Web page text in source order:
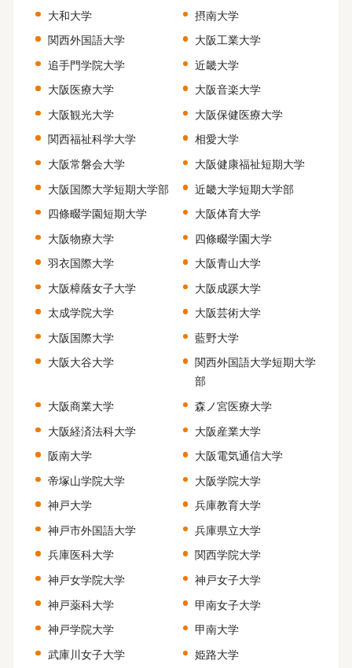
大和大学
摂南大学
関西外国語大学
大阪工業大学
追手門学院大学
近畿大学
大阪医療大学
大阪音楽大学
大阪観光大学
大阪保健医療大学
関西福祉科学大学
相愛大学
大阪常磐会大学
大阪健康福祉短期大学
大阪国際大学短期大学部
近畿大学短期大学部
四條畷学園短期大学
大阪体育大学
大阪物療大学
四條畷学園大学
羽衣国際大学
大阪青山大学
大阪樟蔭女子大学
大阪成蹊大学
太成学院大学
大阪芸術大学
大阪国際大学
藍野大学
大阪大谷大学
関西外国語大学短期大学
部
大阪商業大学
森ノ宮医療大学
大阪経済法科大学
大阪産業大学
阪南大学
大阪電気通信大学
帝塚山学院大学
大阪学院大学
神戸大学
兵庫教育大学
神戸市外国語大学
兵庫県立大学
兵庫医科大学
関西学院大学
神戸女学院大学
神戸女子大学
神戸薬科大学
甲南女子大学
神戸学院大学
甲南大学
武庫川女子大学
姫路大学